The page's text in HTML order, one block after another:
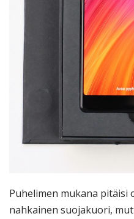
Puhelimen mukana pitäisi
nahkainen suojakuori,